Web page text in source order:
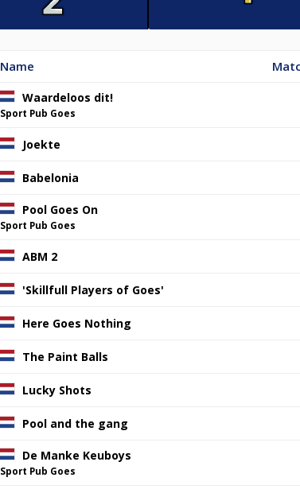
Name
Waardeloos dit!
Sport Pub Goes
Joekte
Babelonia
Pool Goes On
Sport Pub Goes
ABM 2
'Skillfull Players of Goes'
Here Goes Nothing
The Paint Balls
Lucky Shots
Pool and the gang
De Manke Keuboys
Sport Pub Goes